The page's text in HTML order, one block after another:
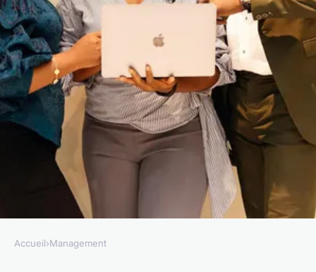
MANAGEMENT
Accueil›Management